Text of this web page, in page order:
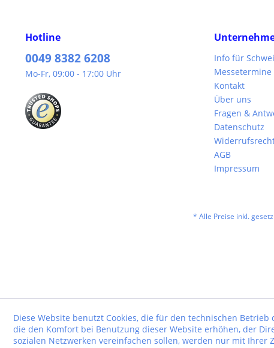
Hotline
0049 8382 6208
Mo-Fr, 09:00 - 17:00 Uhr
Info für
Messetermine
Kontakt
Über uns
Fragen &
Datenschutz
AGB
Impressum
* Alle Preise inkl.
Diese Website benutzt Cookies, die für den technischen
die den Komfort bei Benutzung dieser Website erhöhen, der
sozialen Netzwerken vereinfachen sollen, werden nur mit Ihrer